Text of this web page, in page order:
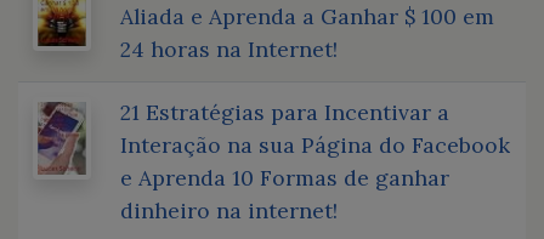
Aliada e Aprenda a Ganhar $ 100 em
24 horas na Internet!
21 Estratégias para Incentivar a
Interação na sua Página do Facebook
e Aprenda 10 Formas de ganhar
dinheiro na internet!